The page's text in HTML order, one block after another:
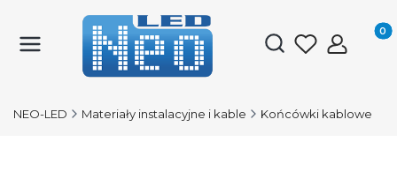
Otwórz
NEO-LED Materiały instalacyjne i kable Końcówki kablowe